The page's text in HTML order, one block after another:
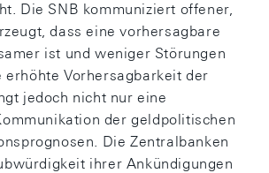
Die SNB kommuniziert offener,
dass eine vorhersagbare
ist und weniger Störungen
erhöhte Vorhersagbarkeit der
jedoch nicht nur eine
der geldpolitischen
Die Zentralbanken
ihrer Ankündigungen